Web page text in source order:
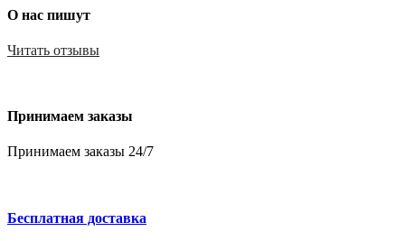
О нас пишут
Читать отзывы
Принимаем заказы
Принимаем заказы 24/7
Бесплатная доставка